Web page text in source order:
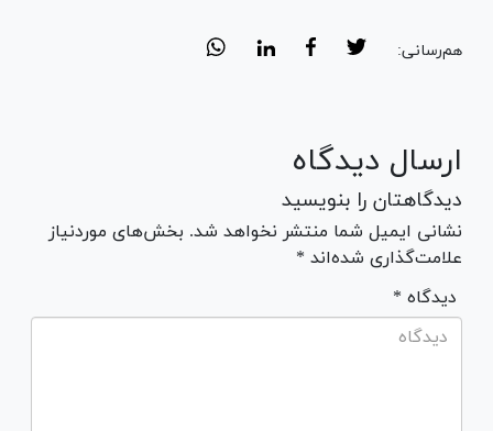
هم‌رسانی:
ارسال دیدگاه
دیدگاهتان را بنویسید
نشانی ایمیل شما منتشر نخواهد شد. بخش‌های موردنیاز
علامت‌گذاری شده‌اند *
* دیدگاه